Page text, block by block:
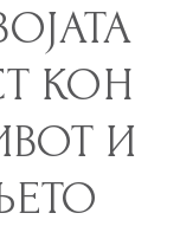
КОН
И